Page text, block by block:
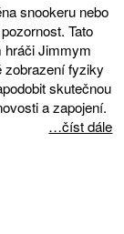
snookeru nebo
Tato
hráči Jimmym
zobrazení fyziky
skutečnou
a zapojení.
…číst dále